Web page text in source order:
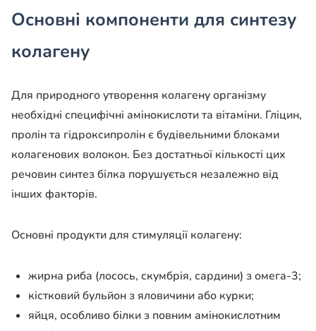
Основні компоненти для синтезу
колагену
Для природного утворення колагену організму
необхідні специфічні амінокислоти та вітаміни. Гліцин,
пролін та гідроксипролін є будівельними блоками
колагенових волокон. Без достатньої кількості цих
речовин синтез білка порушується незалежно від
інших факторів.
Основні продукти для стимуляції колагену:
жирна риба (лосось, скумбрія, сардини) з омега-3;
кістковий бульйон з яловичини або курки;
яйця, особливо білки з повним амінокислотним